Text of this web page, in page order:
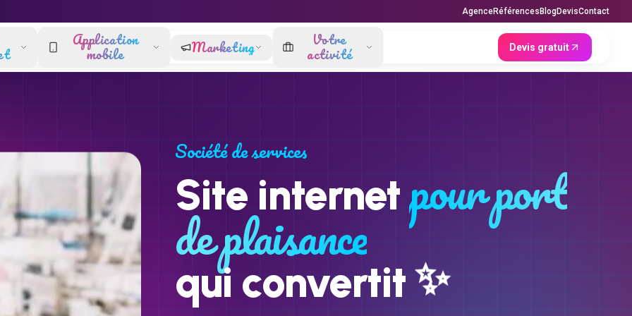
AgenceRéférences BlogDevisContact
Application
mobile Marketing Votre
activité Devis gratuit
Société de services
Site internetpour port
de plaisance
qui convertit✨